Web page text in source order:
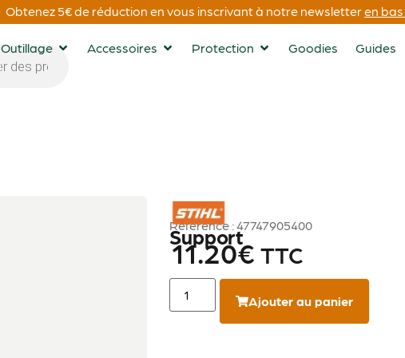
Obtenez 5€ de réduction en vous inscrivant à notre newsletteren
Outillage Accessoires Protection Goodies Guides
STIHL
Référence : 47747905400
Support
11.20€ TTC
Ajouter au panier